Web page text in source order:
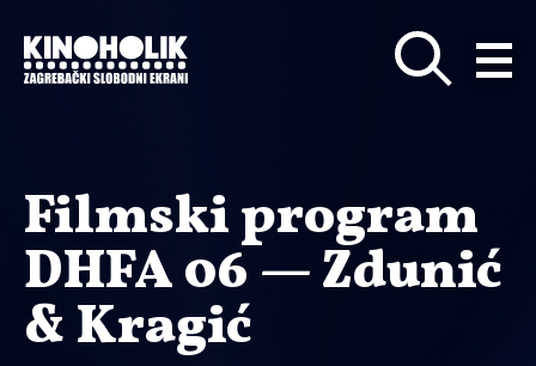
glavni
sadržaj
Filmski program
DHFA 06 — Zdunić
& Kragić